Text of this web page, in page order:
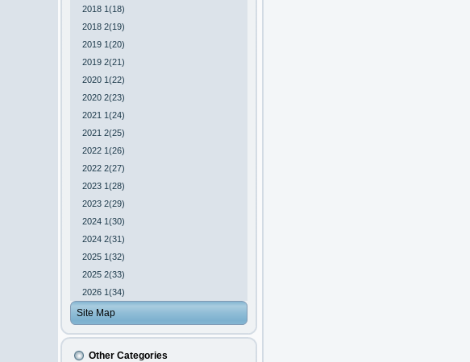
2018 1(18)
2018 2(19)
2019 1(20)
2019 2(21)
2020 1(22)
2020 2(23)
2021 1(24)
2021 2(25)
2022 1(26)
2022 2(27)
2023 1(28)
2023 2(29)
2024 1(30)
2024 2(31)
2025 1(32)
2025 2(33)
2026 1(34)
Site Map
Other Categories